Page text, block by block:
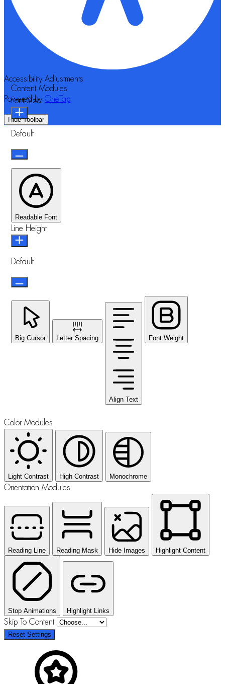
Accessibility Adjustments
Powered by OneTap
Hide Toolbar
Content Modules
Font Size
Default
Readable Font
Line Height
Default
Big Cursor Letter Spacing
Align Text
Font Weight
Color Modules
Light Contrast High Contrast Monochrome
Orientation Modules
Reading Line Reading Mask Hide Images Highlight Content
Stop Animations Highlight Links
Skip To Content
Reset Settings